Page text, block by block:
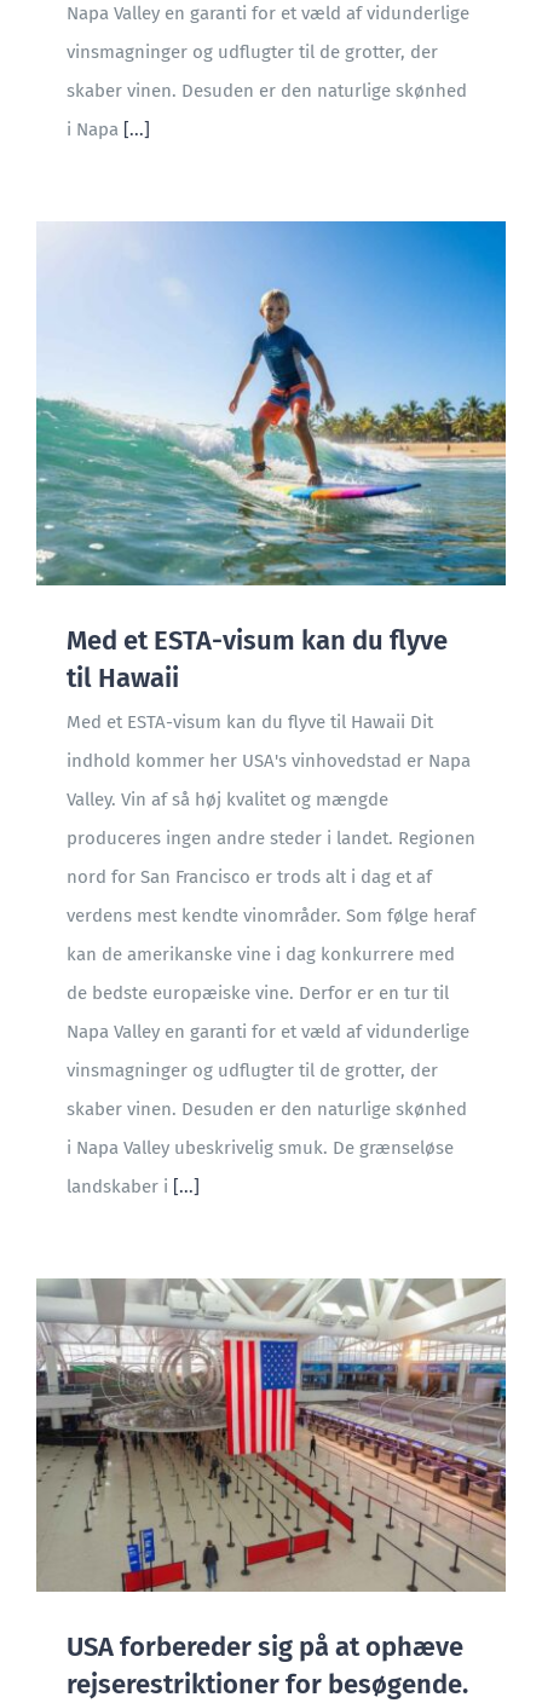
Napa Valley en garanti for et væld af vidunderlige
vinsmagninger og udflugter til de grotter, der
skaber vinen. Desuden er den naturlige skønhed
i Napa [...]
Med et ESTA-visum kan du flyve
til Hawaii
Med et ESTA-visum kan du flyve til Hawaii Dit
indhold kommer her USA's vinhovedstad er Napa
Valley. Vin af så høj kvalitet og mængde
produceres ingen andre steder i landet. Regionen
nord for San Francisco er trods alt i dag et af
verdens mest kendte vinområder. Som følge heraf
kan de amerikanske vine i dag konkurrere med
de bedste europæiske vine. Derfor er en tur til
Napa Valley en garanti for et væld af vidunderlige
vinsmagninger og udflugter til de grotter, der
skaber vinen. Desuden er den naturlige skønhed
i Napa Valley ubeskrivelig smuk. De grænseløse
landskaber i [...]
USA forbereder sig på at ophæve
rejserestriktioner for besøgende.